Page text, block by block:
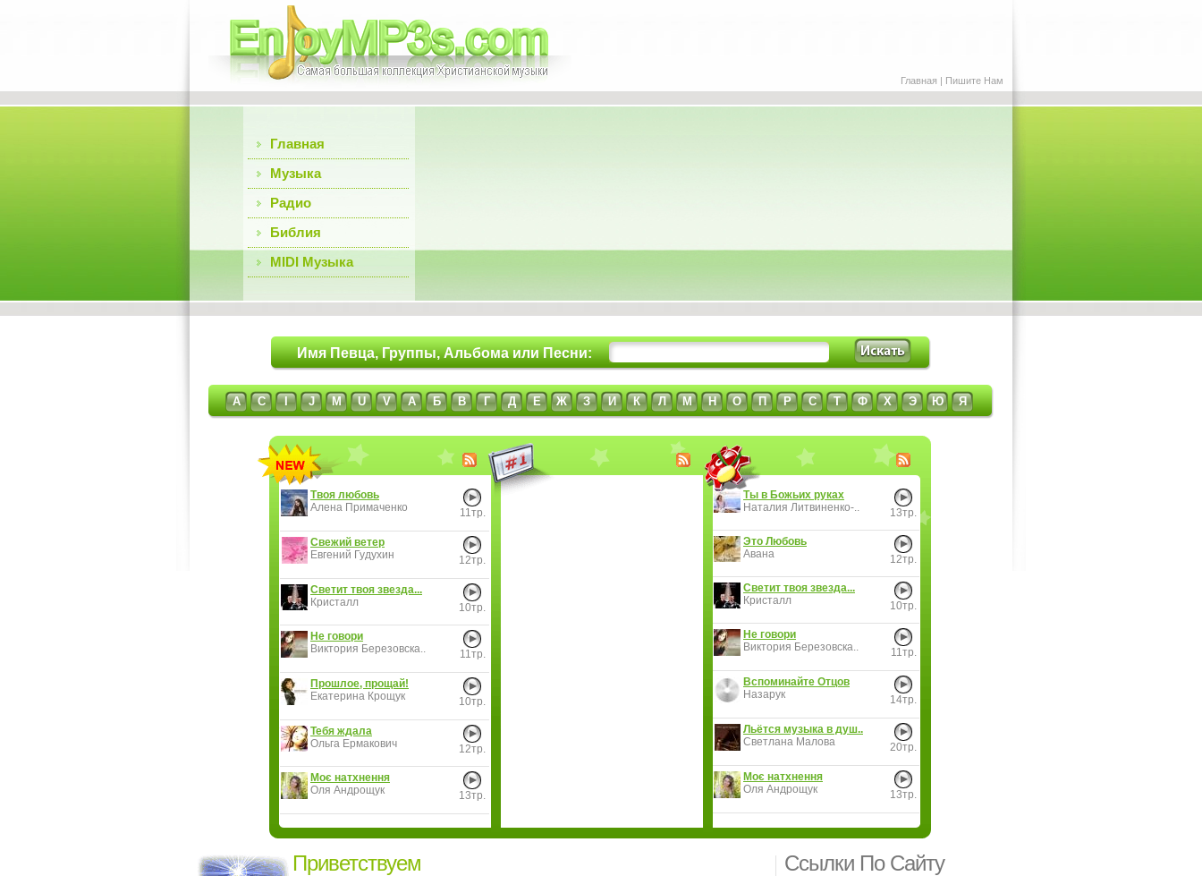
Главная | Пишите Нам
Главная
Музыка
Радио
Библия
MIDI Музыка
Имя Певца, Группы, Альбома или Песни:
A C I J M U V А Б В Г Д Е Ж З И К Л М Н О П Р С Т Ф Х Э Ю Я
Твоя любовь
Алена Примаченко
11тр.
Свежий ветер
Евгений Гудухин
12тр.
Светит твоя звезда...
Кристалл
10тр.
Не говори
Виктория Березовска..
11тр.
Прошлое, прощай!
Екатерина Крощук
10тр.
Тебя ждала
Ольга Ермакович
12тр.
Моє натхнення
Оля Андрощук
13тр.
Ты в Божьих руках
Наталия Литвиненко-..
13тр.
Это Любовь
Авана
12тр.
Светит твоя звезда...
Кристалл
10тр.
Не говори
Виктория Березовска..
11тр.
Вспоминайте Отцов
Назарук
14тр.
Льётся музыка в душ..
Светлана Малова
20тр.
Моє натхнення
Оля Андрощук
13тр.
Приветствуем Ссылки По Сайту